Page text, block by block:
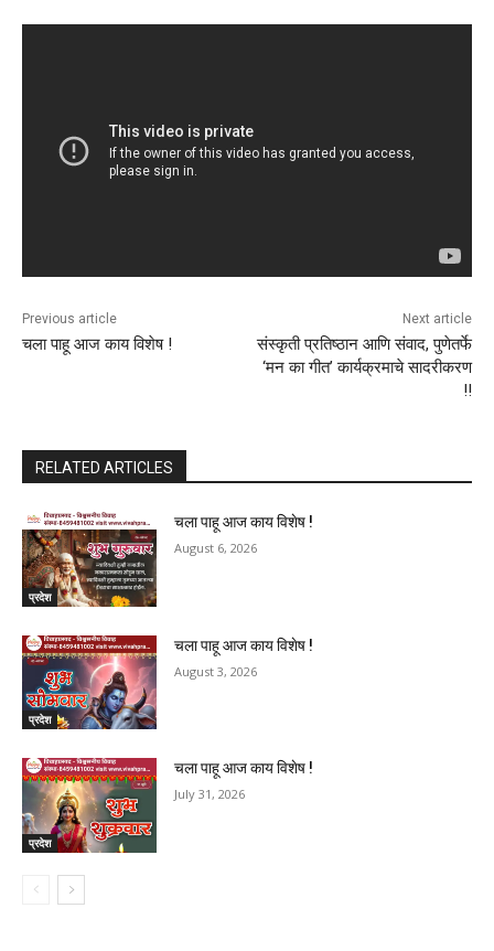
Previous article
चला पाहू आज काय विशेष !
Next article
संस्कृती प्रतिष्ठान आणि संवाद, पुणेतर्फे
‌‘मन का गीत‌’ कार्यक्रमाचे सादरीकरण
!!
RELATED ARTICLES
प्रदेश
चला पाहू आज काय विशेष !
August 6, 2026
प्रदेश
चला पाहू आज काय विशेष !
August 3, 2026
प्रदेश
चला पाहू आज काय विशेष !
July 31, 2026